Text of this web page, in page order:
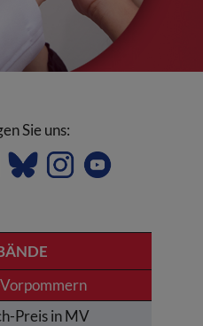
Sie uns:
Preis in MV